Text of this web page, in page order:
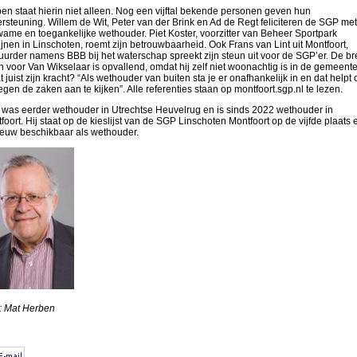
staat hierin niet alleen. Nog een vijftal bekende personen geven hun
Willem de Wit, Peter van der Brink en Ad de Regt feliciteren de SGP met
en toegankelijke wethouder. Piet Koster, voorzitter van Beheer Sportpark
in Linschoten, roemt zijn betrouwbaarheid. Ook Frans van Lint uit Montfoort,
namens BBB bij het waterschap spreekt zijn steun uit voor de SGP’er. De
voor Van Wikselaar is opvallend, omdat hij zelf niet woonachtig is in de
juist zijn kracht? “Als wethouder van buiten sta je er onafhankelijk in en dat helpt
de zaken aan te kijken”. Alle referenties staan op montfoort.sgp.nl te lezen.
eerder wethouder in Utrechtse Heuvelrug en is sinds 2022 wethouder in
Hij staat op de kieslijst van de SGP Linschoten Montfoort op de vijfde plaats
beschikbaar als wethouder.
Mat Herben